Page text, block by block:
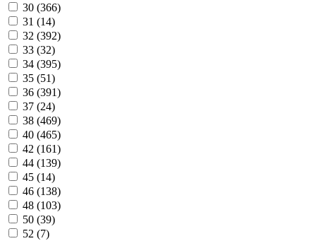
30 (366)
31 (14)
32 (392)
33 (32)
34 (395)
35 (51)
36 (391)
37 (24)
38 (469)
40 (465)
42 (161)
44 (139)
45 (14)
46 (138)
48 (103)
50 (39)
52 (7)